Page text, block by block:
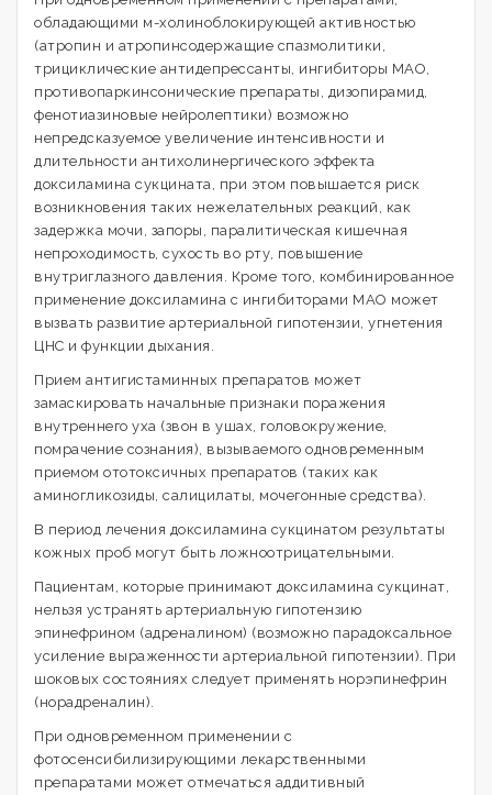
обладающими м-холиноблокирующей активностью
(атропин и атропинсодержащие спазмолитики,
трициклические антидепрессанты, ингибиторы МАО,
противопаркинсонические препараты, дизопирамид,
фенотиазиновые нейролептики) возможно
непредсказуемое увеличение интенсивности и
длительности антихолинергического эффекта
доксиламина сукцината, при этом повышается риск
возникновения таких нежелательных реакций, как
задержка мочи, запоры, паралитическая кишечная
непроходимость, сухость во рту, повышение
внутриглазного давления. Кроме того, комбинированное
применение доксиламина с ингибиторами МАО может
вызвать развитие артериальной гипотензии, угнетения
ЦНС и функции дыхания.
Прием антигистаминных препаратов может
замаскировать начальные признаки поражения
внутреннего уха (звон в ушах, головокружение,
помрачение сознания), вызываемого одновременным
приемом ототоксичных препаратов (таких как
аминогликозиды, салицилаты, мочегонные средства).
В период лечения доксиламина сукцинатом результаты
кожных проб могут быть ложноотрицательными.
Пациентам, которые принимают доксиламина сукцинат,
нельзя устранять артериальную гипотензию
эпинефрином (адреналином) (возможно парадоксальное
усиление выраженности артериальной гипотензии). При
шоковых состояниях следует применять норэпинефрин
(норадреналин).
При одновременном применении с
фотосенсибилизирующими лекарственными
препаратами может отмечаться аддитивный